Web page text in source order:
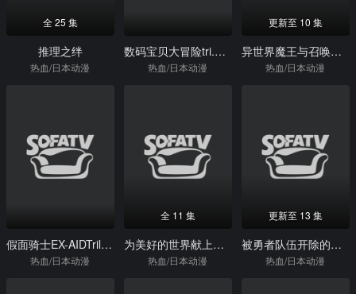
全 25 集
推理之绊
热血/日本动漫
数码宝贝大冒险tri.第3章：告白
热血/日本动漫
更新至 10 集
异世界魔王与召唤少女的奴隶魔术Ω
热血/日本动漫
假面骑士EX-AIDTrilogyAnotherEndingPartI假面骑士Brave&假面骑士Snipe
热血/日本动漫
全 11 集
为美好的世界献上祝福第3季
热血/日本动漫
更新至 13 集
被勇者队伍开除的驯兽师，邂逅最强种猫耳少女
热血/日本动漫